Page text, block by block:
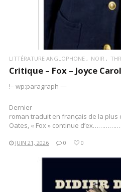
LITTÉRATURE ANGLOPHONE NOIR
Critique – Fox – Joyce
!– wp:paragraph —
Dernier
roman traduit en français de la plus
Oates, « Fox » continue
JUIN 21, 2026 0 0